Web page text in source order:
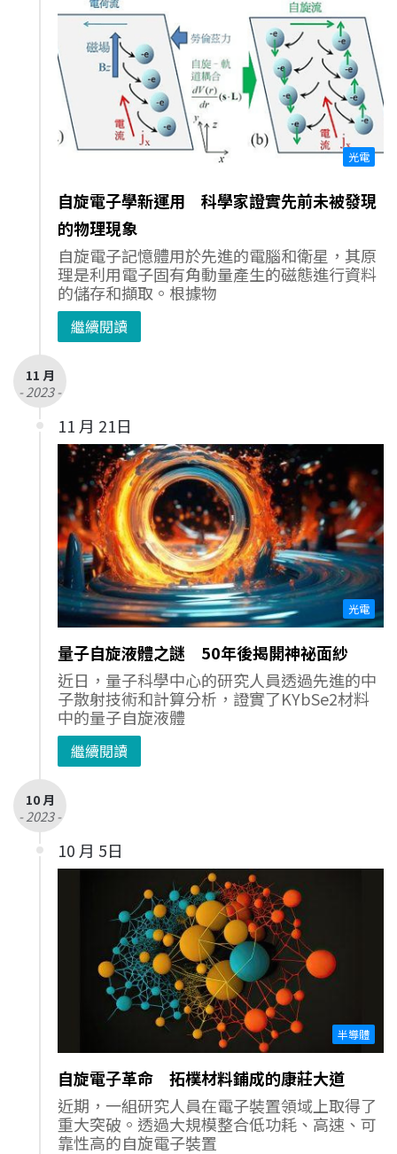
光電
自旋電子學新運用 科學家證實先前未被發現
的物理現象
自旋電子記憶體用於先進的電腦和衛星，其原
理是利用電子固有角動量產生的磁態進行資料
的儲存和擷取。根據物
繼續閱讀
11 月
- 2023 -
11 月 21日
光電
量子自旋液體之謎 50年後揭開神祕面紗
近日，量子科學中心的研究人員透過先進的中
子散射技術和計算分析，證實了KYbSe2材料
中的量子自旋液體
繼續閱讀
10 月
- 2023 -
10 月 5日
半導體
自旋電子革命 拓樸材料鋪成的康莊大道
近期，一組研究人員在電子裝置領域上取得了
重大突破。透過大規模整合低功耗、高速、可
靠性高的自旋電子裝置